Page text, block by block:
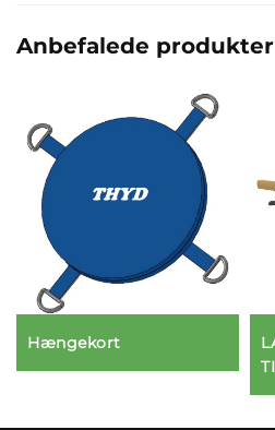
Anbefalede produkter
Hængekort